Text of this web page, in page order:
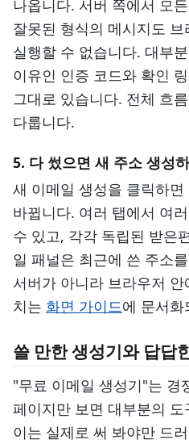
나옵니다. 서버 쪽에서 모
잘못된 형식의 메시지도
실행할 수 없습니다. 대부
이유인 인증 코드와 확인
그대로 있습니다. 전체 흐
다룹니다.
5. 다 썼으면 새 주소 생성
새 이메일 생성을 클릭하
바뀝니다. 여러 탭에서 여
수 있고, 각각 독립된 받은
일 패널은 최근에 쓴 주소
서버가 아니라 브라우저
치는 화면 가이드에 문서화
쓸 만한 생성기와 답답
"무료 이메일 생성기"는 경
페이지만 보면 대부분의
이는 실제로 써 봐야만 드